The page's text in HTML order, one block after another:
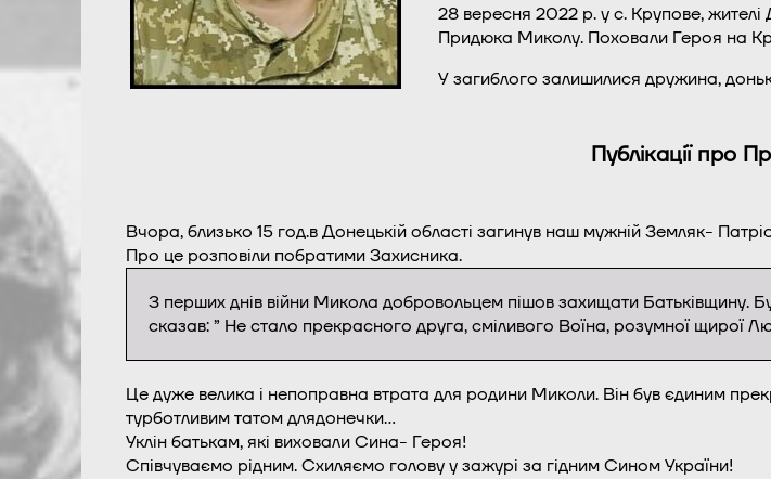
28 вересня 2022 р. у с. Крупове,
Придюка Миколу. Поховали Героя на
У загиблого залишилися дружина,
Публікації про
Вчора, близько 15 год.в Донецькій області загинув наш мужній Земляк-
Про це розповіли побратими Захисника.
З перших днів війни Микола добровольцем пішов захищати Батьківщину.
сказав: ” Не стало прекрасного друга, сміливого Воїна, розумної щирої
Це дуже велика і непоправна втрата для родини Миколи. Він був єдиним
турботливим татом длядонечки…
Уклін батькам, які виховали Сина- Героя!
Співчуваємо рідним. Схиляємо голову у зажурі за гідним Сином України!